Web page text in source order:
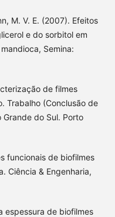
M. V. E. (2007). Efeitos
e do sorbitol em
Semina:
de filmes
Trabalho (Conclusão de
Grande do Sul. Porto
funcionais de biofilmes
Ciência & Engenharia,
espessura de biofilmes